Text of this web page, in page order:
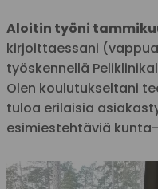
Aloitin työni
kirjoittaessani
työskennellä
Olen koulutukseltani
tuloa erilaisia
esimiestehtäviä